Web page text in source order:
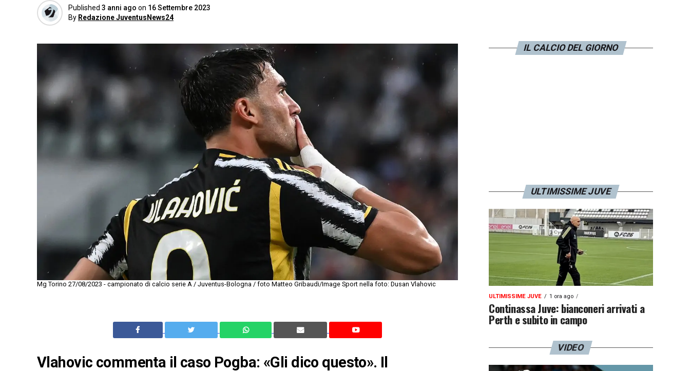
Published 3 anni ago on 16 Settembre 2023
By Redazione JuventusNews24
Mg Torino 27/08/2023 - campionato di calcio serie A / Juventus-Bologna / foto Matteo Gribaudi/Image Sport nella foto: Dusan Vlahovic
Vlahovic commenta il caso Pogba: «Gli dico questo». Il
IL CALCIO DEL GIORNO
ULTIMISSIME JUVE
ULTIMISSIME JUVE 1 ora ago
Continassa Juve: bianconeri arrivati a
Perth e subito in campo
VIDEO